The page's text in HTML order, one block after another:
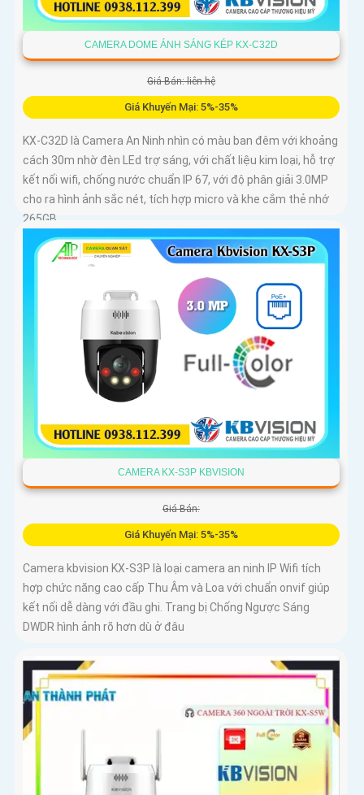
CAMERA DOME ÁNH SÁNG KÉP KX-C32D
Giá Bán: liên hệ
Giá Khuyến Mại: 5%-35%
KX-C32D là Camera An Ninh nhìn có màu ban đêm với khoảng
cách 30m nhờ đèn LEd trợ sáng, với chất liệu kim loại, hỗ trợ
kết nối wifi, chống nước chuẩn IP 67, với độ phân giải 3.0MP
cho ra hình ảnh sắc nét, tích hợp micro và khe cắm thẻ nhớ
265GB
CAMERA KX-S3P KBVISION
Giá Bán:
Giá Khuyến Mại: 5%-35%
Camera kbvision KX-S3P là loại camera an ninh IP Wifi tích
hợp chức năng cao cấp Thu Âm và Loa với chuẩn onvif giúp
kết nối dễ dàng với đầu ghi. Trang bị Chống Ngược Sáng
DWDR hình ảnh rõ hơn dù ở đâu